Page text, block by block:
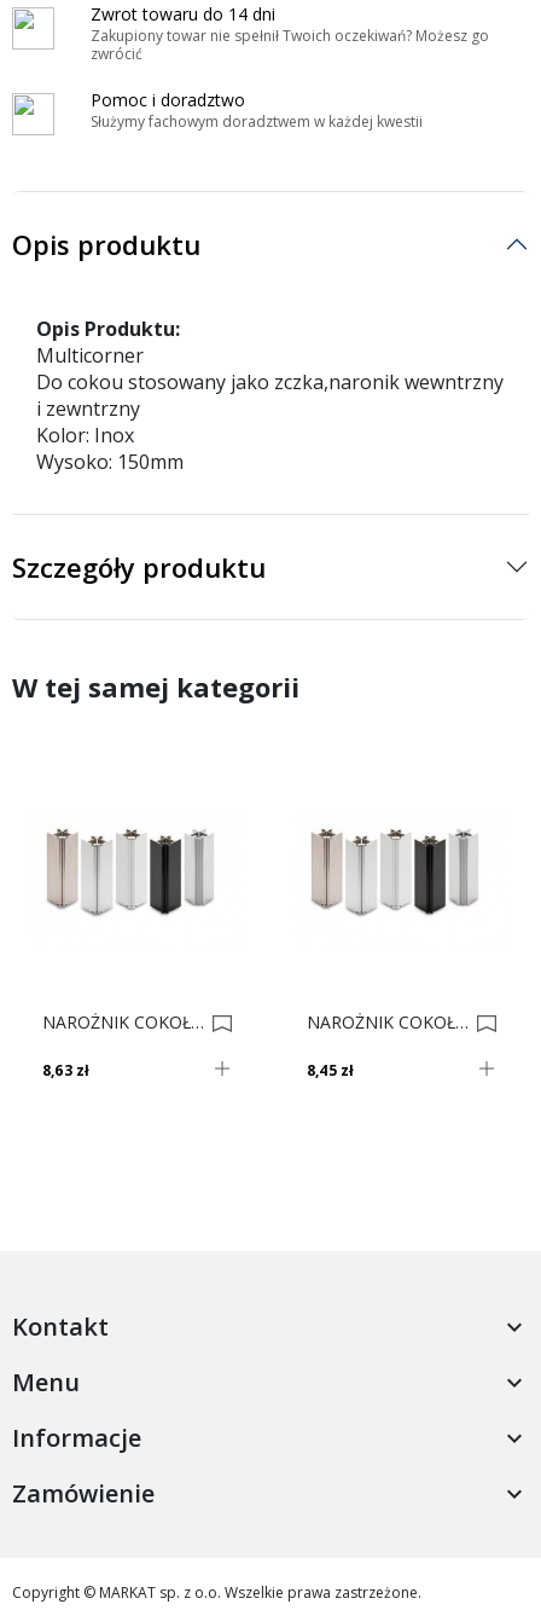
Zwrot towaru do 14 dni
Zakupiony towar nie spełnił Twoich oczekiwań? Możesz go
zwrócić
Pomoc i doradztwo
Służymy fachowym doradztwem w każdej kwestii
Opis produktu
Opis Produktu:
Multicorner
Do cokou stosowany jako zczka,naronik wewntrzny
i zewntrzny
Kolor: Inox
Wysoko: 150mm
Szczegóły produktu
W tej samej kategorii
NAROŻNIK COKOŁU V MULTICORNER 150 BIAŁY 0007459
8,63 zł
NAROŻNIK COKOŁU V MULTICORNER 100 INOX 0002498
8,45 zł
Kontakt 
Menu 
Informacje 
Zamówienie 
Copyright © MARKAT sp. z o.o. Wszelkie prawa zastrzeżone.